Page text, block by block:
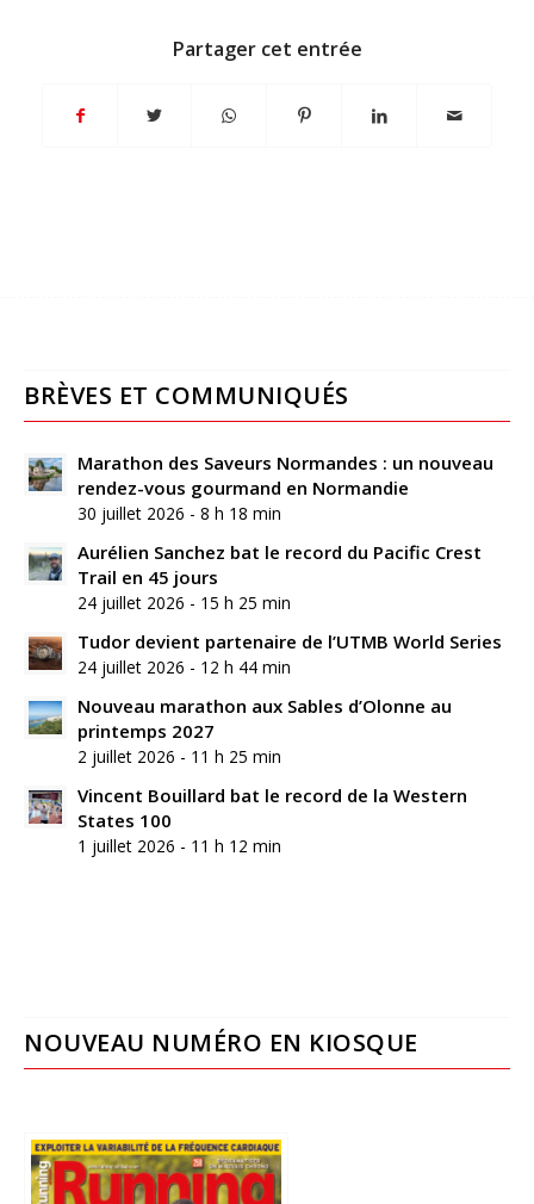
Partager cet entrée
BRÈVES ET COMMUNIQUÉS
Marathon des Saveurs Normandes : un nouveau
rendez-vous gourmand en Normandie
30 juillet 2026 - 8 h 18 min
Aurélien Sanchez bat le record du Pacific Crest
Trail en 45 jours
24 juillet 2026 - 15 h 25 min
Tudor devient partenaire de l’UTMB World Series
24 juillet 2026 - 12 h 44 min
Nouveau marathon aux Sables d’Olonne au
printemps 2027
2 juillet 2026 - 11 h 25 min
Vincent Bouillard bat le record de la Western
States 100
1 juillet 2026 - 11 h 12 min
NOUVEAU NUMÉRO EN KIOSQUE